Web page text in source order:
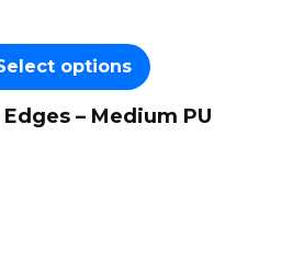
options
– Medium PU